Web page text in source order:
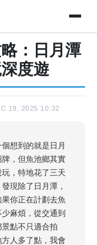
：日月潭
度遊
19, 2025 10:32
想到的就是日月
，但魚池鄉其實
，特地花了三天
現除了日月潭，
你正在計劃去魚
麻煩，從交通到
點不只適合拍
人多了點，我會